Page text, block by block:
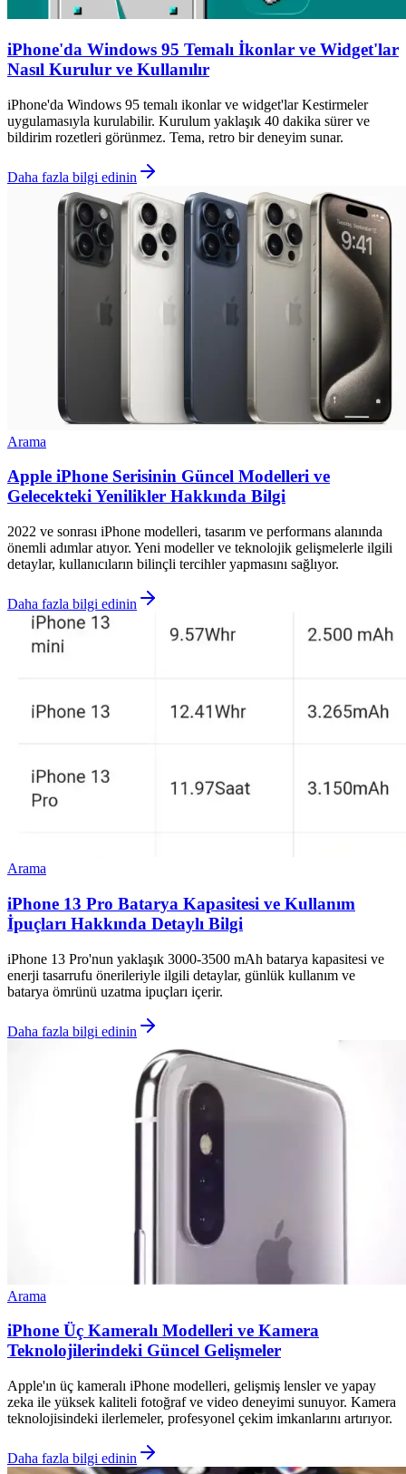
iPhone'da Windows 95 Temalı İkonlar ve Widget'lar
Nasıl Kurulur ve Kullanılır
iPhone'da Windows 95 temalı ikonlar ve widget'lar Kestirmeler
uygulamasıyla kurulabilir. Kurulum yaklaşık 40 dakika sürer ve
bildirim rozetleri görünmez. Tema, retro bir deneyim sunar.
Daha fazla bilgi edinin
Arama
Apple iPhone Serisinin Güncel Modelleri ve
Gelecekteki Yenilikler Hakkında Bilgi
2022 ve sonrası iPhone modelleri, tasarım ve performans alanında
önemli adımlar atıyor. Yeni modeller ve teknolojik gelişmelerle ilgili
detaylar, kullanıcıların bilinçli tercihler yapmasını sağlıyor.
Daha fazla bilgi edinin
Arama
iPhone 13 Pro Batarya Kapasitesi ve Kullanım
İpuçları Hakkında Detaylı Bilgi
iPhone 13 Pro'nun yaklaşık 3000-3500 mAh batarya kapasitesi ve
enerji tasarrufu önerileriyle ilgili detaylar, günlük kullanım ve
batarya ömrünü uzatma ipuçları içerir.
Daha fazla bilgi edinin
Arama
iPhone Üç Kameralı Modelleri ve Kamera
Teknolojilerindeki Güncel Gelişmeler
Apple'ın üç kameralı iPhone modelleri, gelişmiş lensler ve yapay
zeka ile yüksek kaliteli fotoğraf ve video deneyimi sunuyor. Kamera
teknolojisindeki ilerlemeler, profesyonel çekim imkanlarını artırıyor.
Daha fazla bilgi edinin